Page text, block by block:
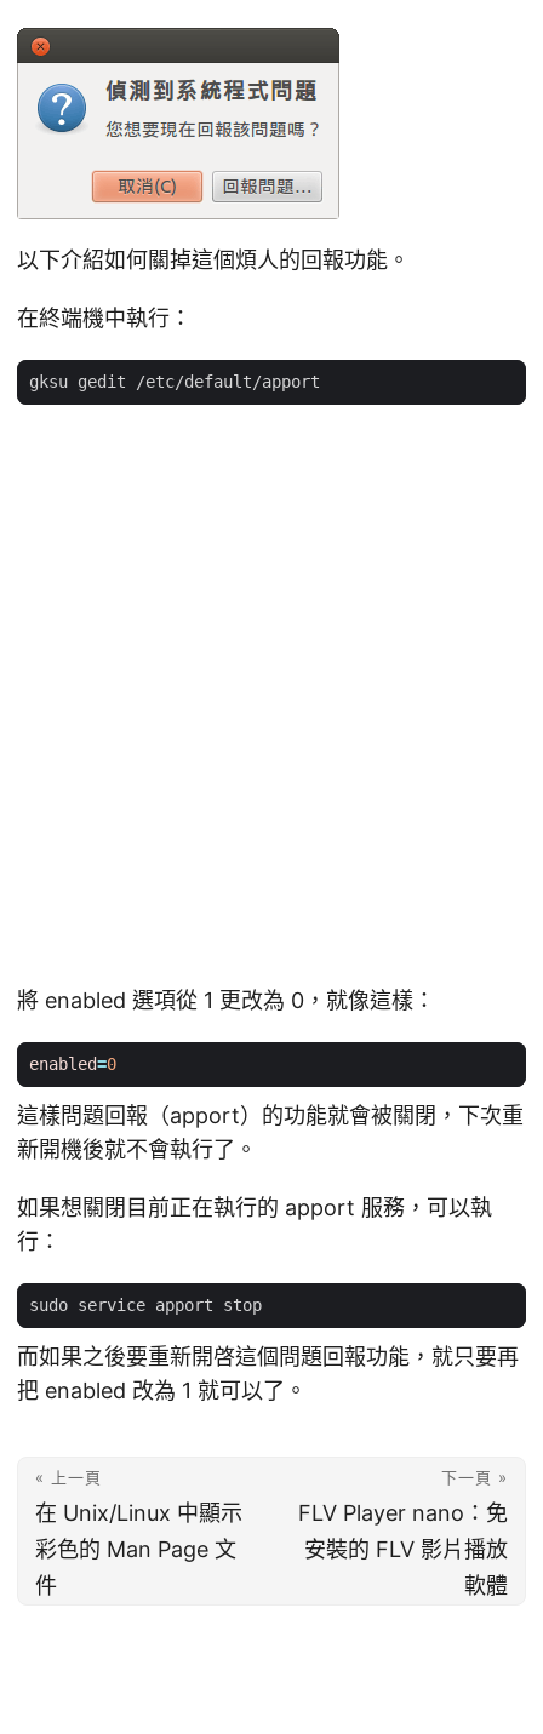
以下介紹如何關掉這個煩人的回報功能。
在終端機中執行：
將 enabled 選項從 1 更改為 0，就像這樣：
enabled=0
這樣問題回報（apport）的功能就會被關閉，下次重
新開機後就不會執行了。
如果想關閉目前正在執行的 apport 服務，可以執
行：
而如果之後要重新開啓這個問題回報功能，就只要再
把 enabled 改為 1 就可以了。
« 上一頁
在 Unix/Linux 中顯示
彩色的 Man Page 文
件
下一頁 »
FLV Player nano：免
安裝的 FLV 影片播放
軟體